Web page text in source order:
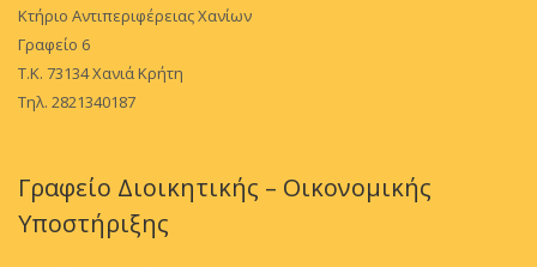
Κτήριο Αντιπεριφέρειας Χανίων
Γραφείο 6
Τ.Κ. 73134 Χανιά Κρήτη
Τηλ. 2821340187
Γραφείο Διοικητικής – Οικονομικής
Υποστήριξης